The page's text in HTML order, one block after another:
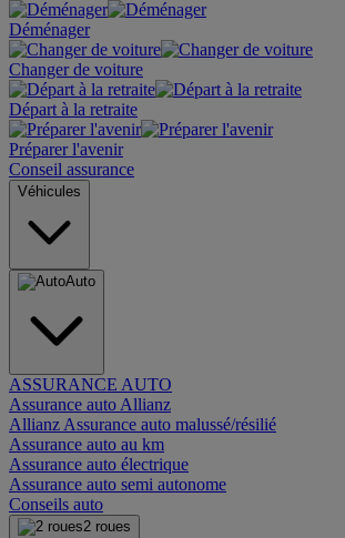
Déménager
Changer de voiture
Départ à la retraite
Préparer l'avenir
Conseil assurance
Véhicules
Auto
ASSURANCE AUTO
Assurance auto Allianz
Allianz Assurance auto malussé/résilié
Assurance auto au km
Assurance auto électrique
Assurance auto semi autonome
Conseils auto
2 roues